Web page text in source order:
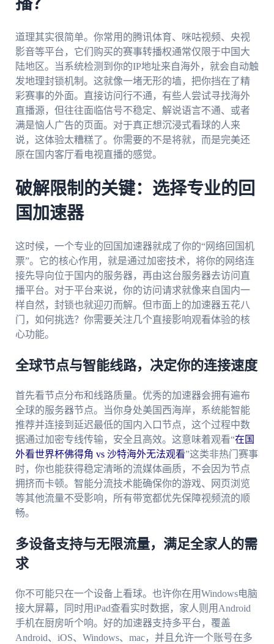
播？
道理其实很简单。你常用的腾讯体育、咪咕视频、央视
影音等平台，它们购买的赛事转播权通常仅限于中国大
陆地区。当系统检测到你的IP地址来自海外，就会自动触
发地理封锁机制。这就像一堵无形的墙，把你挡在了精
彩赛事的外面。直接访问行不通，有些人尝试寻找海外
直播源，但往往面临信号不稳定、解说语言不通、或者
满是恼人广告的页面。对于真正想沉浸式看球的人来
说，这体验太糟糕了。你需要的不是将就，而是完美还
原在国内客厅看电视直播的感觉。
破解限制的关键：选择专业的回
国加速器
这时候，一个专业的回国加速器就成了你的“网络回国机
票”。它的核心作用，就是通过加密技术，将你的网络连
接先导向位于国内的服务器，再由这台服务器去访问直
播平台。对于平台来说，你的访问请求就像来自国内一
样自然，封锁也就迎刃而解。但市面上的加速器五花八
门，如何挑选？你需要关注几个直接影响观看体验的核
心功能。
全球节点与智能线路，决定你的连接速度
首先看节点分布和线路质量。优秀的加速器会拥有遍布
全球的服务器节点。当你身处美国西海岸，系统能智能
推荐并连接到延迟最低的国内入口节点，这个过程中数
据通过加密专线传输，安全且高效。这意味着观看“在国
外看世界杯佛得角 vs 沙特海外无法观看”这类非热门赛事
时，你也能获得稳定清晰的流媒体画质，不会因为节点
拥挤而卡顿。智能分流技术能确保你的游戏、网页浏览
等其他流量不受影响，所有带宽都优先保障视频流的顺
畅。
多设备支持与无限流量，满足全家人的需
求
你不可能只在一个设备上看球。也许你在用Windows电脑
接大屏幕，同时用iPad查看实时数据，家人则用Android
手机在厨房听个响。好的加速器支持多平台，覆盖
Android、iOS、Windows、mac，并且允许一个账号在多